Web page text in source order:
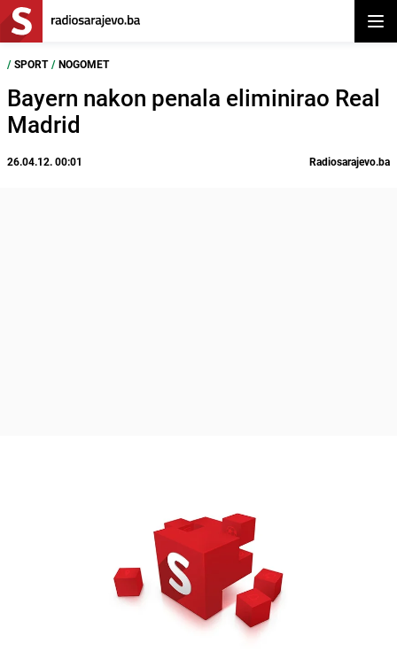
/ SPORT / NOGOMET
Bayern nakon penala eliminirao Real
Madrid
26.04.12. 00:01 Radiosarajevo.ba